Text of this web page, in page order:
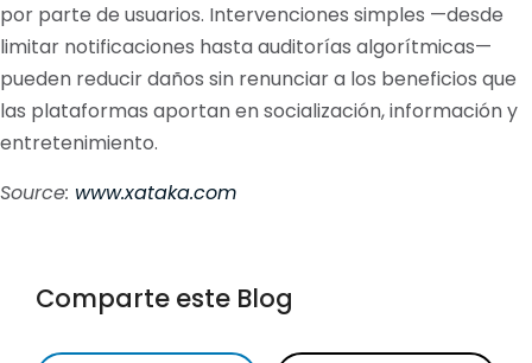
por parte de usuarios. Intervenciones simples —desde
limitar notificaciones hasta auditorías algorítmicas—
pueden reducir daños sin renunciar a los beneficios que
las plataformas aportan en socialización, información y
entretenimiento.
Source: www.xataka.com
Comparte este Blog